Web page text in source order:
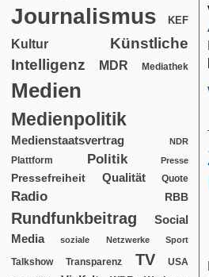
Journalismus KEF
Kultur
Künstliche
Intelligenz
MDR Mediathek
Medien
Medienpolitik
Medienstaatsvertrag NDR
Plattform Politik Presse
Pressefreiheit Qualität Quote
Radio RBB
Rundfunkbeitrag
Social
Media
soziale Netzwerke Sport
Talkshow Transparenz TV USA